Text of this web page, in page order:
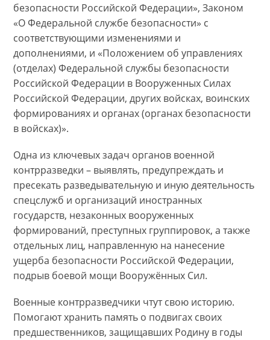
безопасности Российской Федерации», Законом
«О Федеральной службе безопасности» с
соответствующими изменениями и
дополнениями, и «Положением об управлениях
(отделах) Федеральной службы безопасности
Российской Федерации в Вооруженных Силах
Российской Федерации, других войсках, воинских
формированиях и органах (органах безопасности
в войсках)».
Одна из ключевых задач органов военной
контрразведки – выявлять, предупреждать и
пресекать разведывательную и иную деятельность
спецслужб и организаций иностранных
государств, незаконных вооруженных
формирований, преступных группировок, а также
отдельных лиц, направленную на нанесение
ущерба безопасности Российской Федерации,
подрыв боевой мощи Вооружённых Сил.
Военные контрразведчики чтут свою историю.
Помогают хранить память о подвигах своих
предшественников, защищавших Родину в годы